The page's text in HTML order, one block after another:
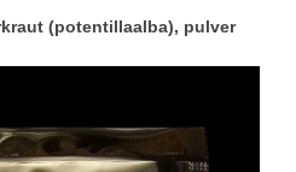
(potentillaalba), pulver